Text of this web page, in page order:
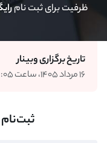
ظرفیت برای ثبت نام
تاریخ برگزاری وبینار
۱۶ مرداد ۱۴۰۵، ساعت ۱۴:۰۵